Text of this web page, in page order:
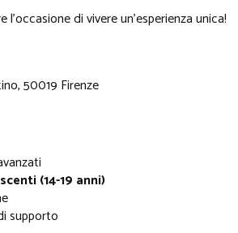
di vivere un'esperienza unica!
50019 Firenze
(14-19 anni)
supporto